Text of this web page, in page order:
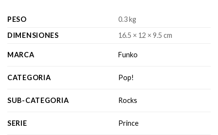
PESO
0.3 kg
DIMENSIONES
16.5 × 12 × 9.5 cm
MARCA Funko
CATEGORIA Pop!
SUB-CATEGORIA Rocks
SERIE Prince